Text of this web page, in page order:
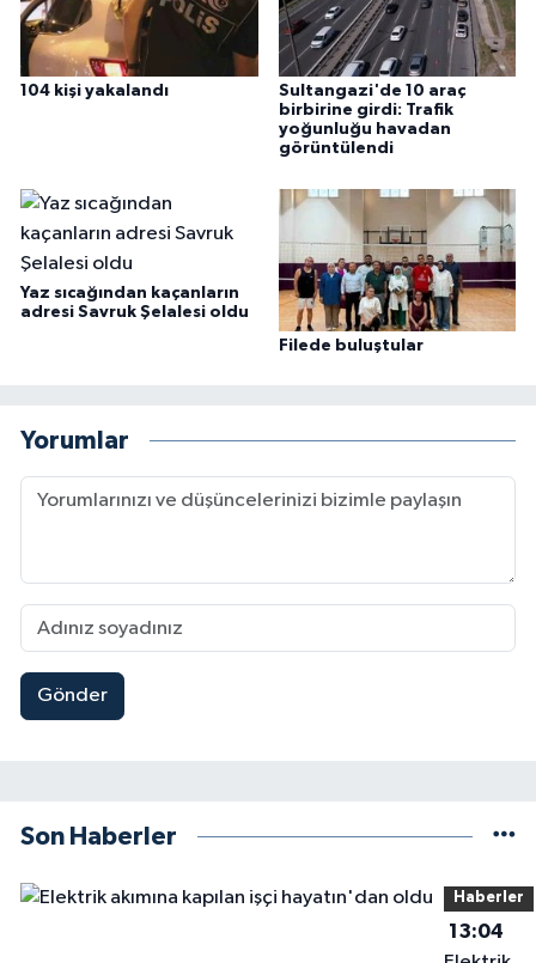
104 kişi yakalandı
Sultangazi'de 10 araç
birbirine girdi: Trafik
yoğunluğu havadan
görüntülendi
Yaz sıcağından kaçanların
adresi Savruk Şelalesi oldu
Filede buluştular
Yorumlar
Gönder
Son Haberler
Haberler
13:04